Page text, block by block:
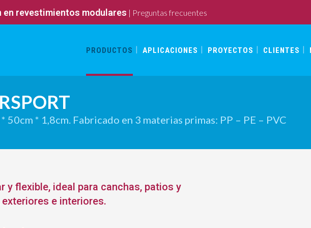
en revestimientos modulares | Preguntas frecuentes
PRODUCTOS APLICACIONES PROYECTOS CLIENTES
50cm * 1,8cm. Fabricado en 3 materias primas: PP – PE – PVC
y flexible, ideal para canchas, patios y
e interiores.